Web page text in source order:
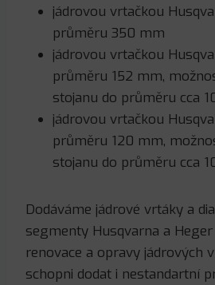
jádrovou vrtačkou
průměru 350 mm
jádrovou vrtačkou
průměru 152 mm,
stojanu do průměru cca
jádrovou vrtačkou
průměru 120 mm,
stojanu do průměru cca
Dodáváme jádrové vrtáky a
segmenty Husqvarna a
renovace a opravy jádrových
schopni dodat i nestandartní